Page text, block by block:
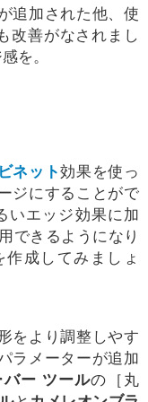
追加された他、使
改善がなされまし
を。
ビネット効果を使っ
ジにすることがで
いエッジ効果に加
できるようになり
成してみましょ
をより調整しやす
ラメーターが追加
ー ツールの［丸